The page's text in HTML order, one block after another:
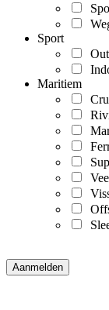
Sport
Maritiem